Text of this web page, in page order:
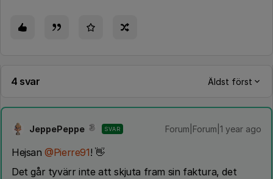
4 svar Äldst först
JeppePeppe SVAR Forum|Forum|1 year ago
Hejsan@Pierre91! 👋
Det går tyvärr inte att skjuta fram sin faktura, det